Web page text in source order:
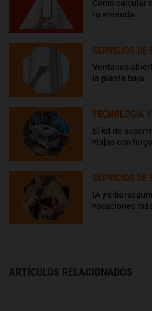
Cómo calcular
tu vivienda
SERVICIOS DE
Ventanas
la planta baja
TECNOLOGÍA
El kit de
viajas con
SERVICIOS DE
IA y
vacaciones
ARTÍCULOS RELACIONADOS